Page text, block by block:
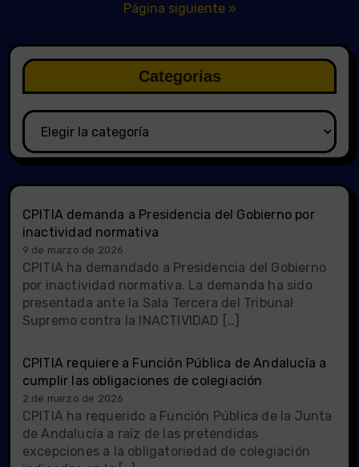
entradas
Página siguiente »
Categorías
Categorías
CPITIA demanda a Presidencia del Gobierno por
inactividad normativa
9 de marzo de 2026
CPITIA ha demandado a Presidencia del Gobierno
por inactividad normativa. La demanda ha sido
presentada ante la Sala Tercera del Tribunal
Supremo contra la INACTIVIDAD […]
CPITIA requiere a Función Pública de Andalucía a
cumplir las obligaciones de colegiación
2 de marzo de 2026
CPITIA ha requerido a Función Pública de la Junta
de Andalucía a raíz de las pretendidas
excepciones a la obligatoriedad de colegiación